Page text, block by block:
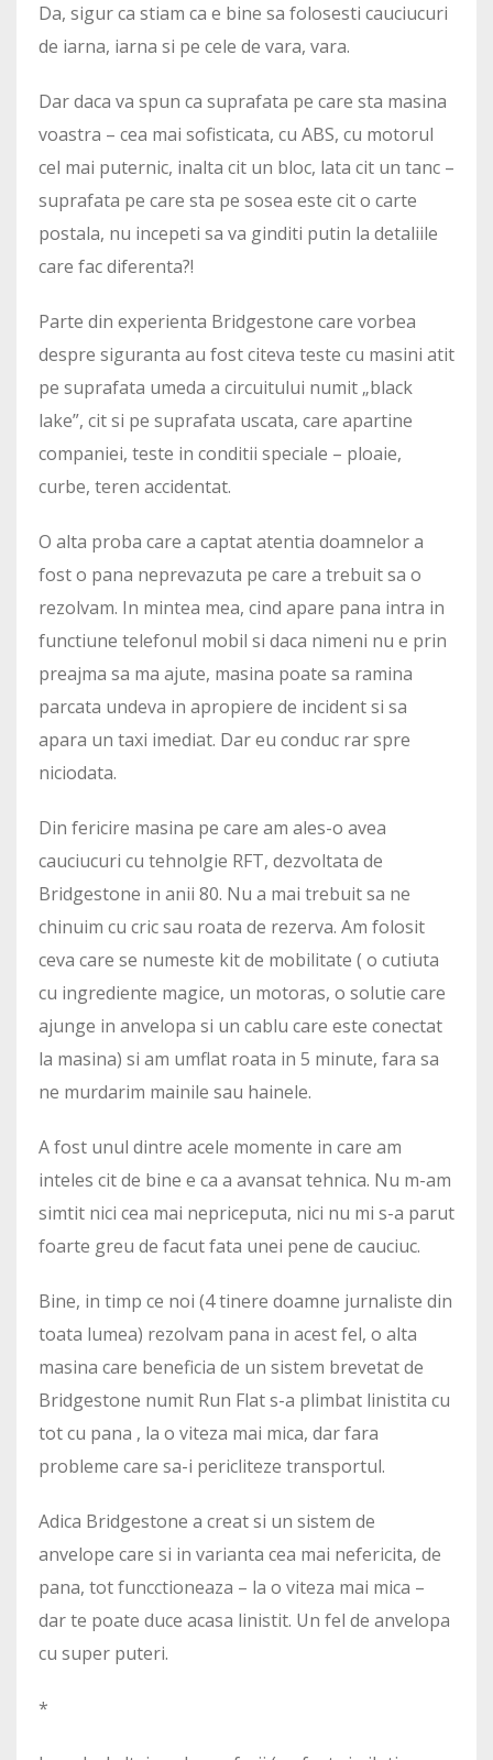
Da, sigur ca stiam ca e bine sa folosesti cauciucuri
de iarna, iarna si pe cele de vara, vara.
Dar daca va spun ca suprafata pe care sta masina
voastra – cea mai sofisticata, cu ABS, cu motorul
cel mai puternic, inalta cit un bloc, lata cit un tanc –
suprafata pe care sta pe sosea este cit o carte
postala, nu incepeti sa va ginditi putin la detaliile
care fac diferenta?!
Parte din experienta Bridgestone care vorbea
despre siguranta au fost citeva teste cu masini atit
pe suprafata umeda a circuitului numit „black
lake”, cit si pe suprafata uscata, care apartine
companiei, teste in conditii speciale – ploaie,
curbe, teren accidentat.
O alta proba care a captat atentia doamnelor a
fost o pana neprevazuta pe care a trebuit sa o
rezolvam. In mintea mea, cind apare pana intra in
functiune telefonul mobil si daca nimeni nu e prin
preajma sa ma ajute, masina poate sa ramina
parcata undeva in apropiere de incident si sa
apara un taxi imediat. Dar eu conduc rar spre
niciodata.
Din fericire masina pe care am ales-o avea
cauciucuri cu tehnolgie RFT, dezvoltata de
Bridgestone in anii 80. Nu a mai trebuit sa ne
chinuim cu cric sau roata de rezerva. Am folosit
ceva care se numeste kit de mobilitate ( o cutiuta
cu ingrediente magice, un motoras, o solutie care
ajunge in anvelopa si un cablu care este conectat
la masina) si am umflat roata in 5 minute, fara sa
ne murdarim mainile sau hainele.
A fost unul dintre acele momente in care am
inteles cit de bine e ca a avansat tehnica. Nu m-am
simtit nici cea mai nepriceputa, nici nu mi s-a parut
foarte greu de facut fata unei pene de cauciuc.
Bine, in timp ce noi (4 tinere doamne jurnaliste din
toata lumea) rezolvam pana in acest fel, o alta
masina care beneficia de un sistem brevetat de
Bridgestone numit Run Flat s-a plimbat linistita cu
tot cu pana , la o viteza mai mica, dar fara
probleme care sa-i pericliteze transportul.
Adica Bridgestone a creat si un sistem de
anvelope care si in varianta cea mai nefericita, de
pana, tot funcctioneaza – la o viteza mai mica –
dar te poate duce acasa linistit. Un fel de anvelopa
cu super puteri.
*